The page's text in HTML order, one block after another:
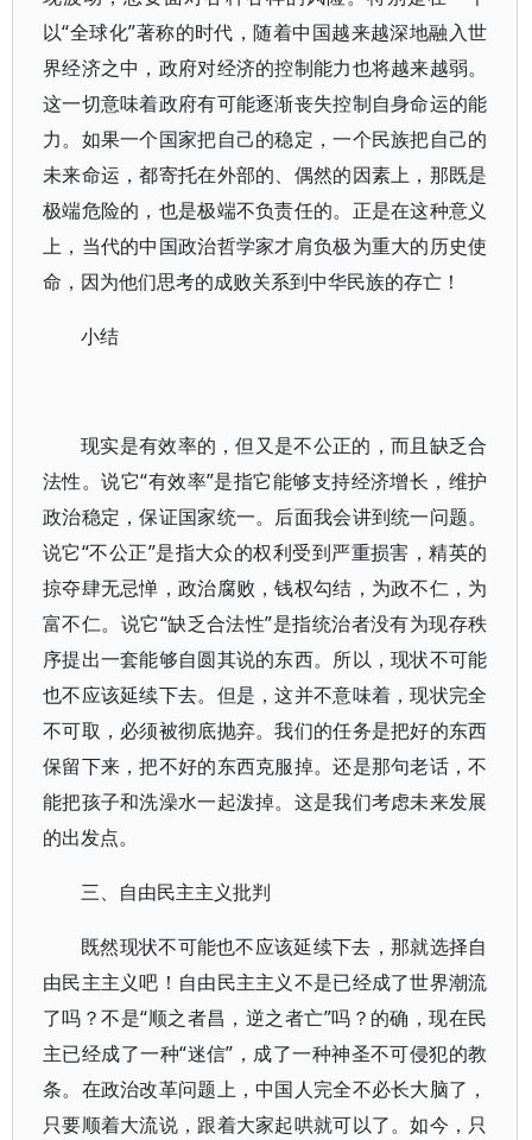
以“全球化”著称的时代，随着中国越来越深地融入世
界经济之中，政府对经济的控制能力也将越来越弱。
这一切意味着政府有可能逐渐丧失控制自身命运的能
力。如果一个国家把自己的稳定，一个民族把自己的
未来命运，都寄托在外部的、偶然的因素上，那既是
极端危险的，也是极端不负责任的。正是在这种意义
上，当代的中国政治哲学家才肩负极为重大的历史使
命，因为他们思考的成败关系到中华民族的存亡！
小结
现实是有效率的，但又是不公正的，而且缺乏合
法性。说它“有效率”是指它能够支持经济增长，维护
政治稳定，保证国家统一。后面我会讲到统一问题。
说它“不公正”是指大众的权利受到严重损害，精英的
掠夺肆无忌惮，政治腐败，钱权勾结，为政不仁，为
富不仁。说它“缺乏合法性”是指统治者没有为现存秩
序提出一套能够自圆其说的东西。所以，现状不可能
也不应该延续下去。但是，这并不意味着，现状完全
不可取，必须被彻底抛弃。我们的任务是把好的东西
保留下来，把不好的东西克服掉。还是那句老话，不
能把孩子和洗澡水一起泼掉。这是我们考虑未来发展
的出发点。
三、自由民主主义批判
既然现状不可能也不应该延续下去，那就选择自
由民主主义吧！自由民主主义不是已经成了世界潮流
了吗？不是“顺之者昌，逆之者亡”吗？的确，现在民
主已经成了一种“迷信”，成了一种神圣不可侵犯的教
条。在政治改革问题上，中国人完全不必长大脑了，
只要顺着大流说，跟着大家起哄就可以了。如今，只